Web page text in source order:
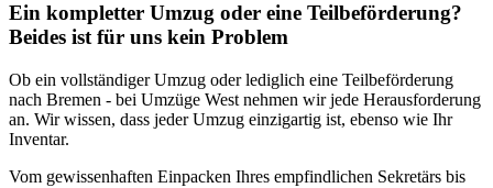
Ein kompletter Umzug oder eine Teilbeförderung?
Beides ist für uns kein Problem
Ob ein vollständiger Umzug oder lediglich eine Teilbeförderung
nach Bremen - bei Umzüge West nehmen wir jede Herausforderung
an. Wir wissen, dass jeder Umzug einzigartig ist, ebenso wie Ihr
Inventar.
Vom gewissenhaften Einpacken Ihres empfindlichen Sekretärs bis